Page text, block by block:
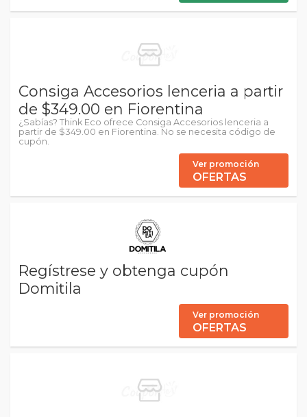
Consiga Accesorios lenceria a partir
de $349.00 en Fiorentina
¿Sabías? Think Eco ofrece Consiga Accesorios lenceria a
partir de $349.00 en Fiorentina. No se necesita código de
cupón.
Ver promoción
OFERTAS
Regístrese y obtenga cupón
Domitila
Ver promoción
OFERTAS